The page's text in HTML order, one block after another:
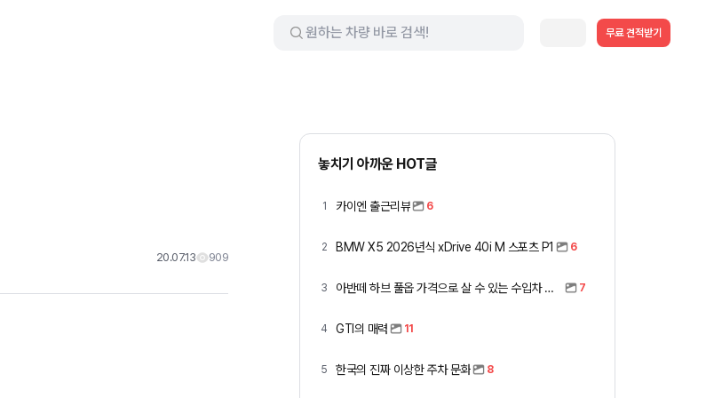
무료 견적받기
20.07.13 909
놓치기 아까운 HOT글
1 카이엔 출근리뷰 6
2 BMW X5 2026년식 xDrive 40i M 스포츠 P1 6
3 아반떼 하브 풀옵 가격으로 살 수 있는 수입차 모아봤습니다 (중고 포함) 7
4 GTI의 매력 11
5 한국의 진짜 이상한 주차 문화 8